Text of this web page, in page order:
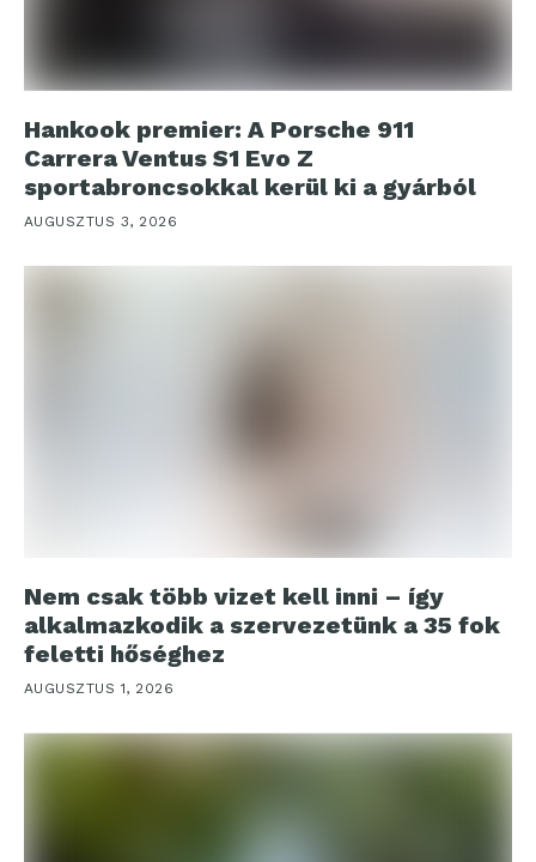
Hankook premier: A Porsche 911
Carrera Ventus S1 Evo Z
sportabroncsokkal kerül ki a gyárból
AUGUSZTUS 3, 2026
Nem csak több vizet kell inni – így
alkalmazkodik a szervezetünk a 35 fok
feletti hőséghez
AUGUSZTUS 1, 2026